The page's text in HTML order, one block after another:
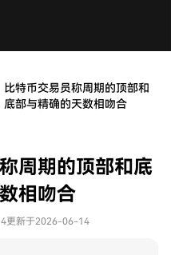
比特币交易员称周期的顶部和
底部与精确的天数相吻合
周期的顶部和底
相吻合
更新于2026-06-14